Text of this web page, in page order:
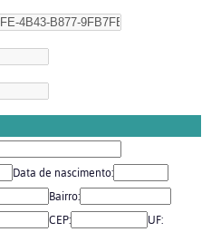
Data de nascimento:
Bairro:
CEP: UF: